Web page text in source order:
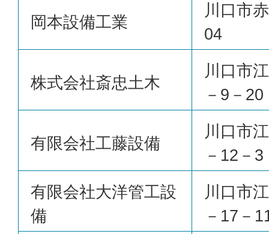
岡本設備工業
川口市
04
株式会社斎忠土木
川口市
－9－20
有限会社工藤設備
川口市
－12－3
有限会社大洋管工設
備
川口市
－17－